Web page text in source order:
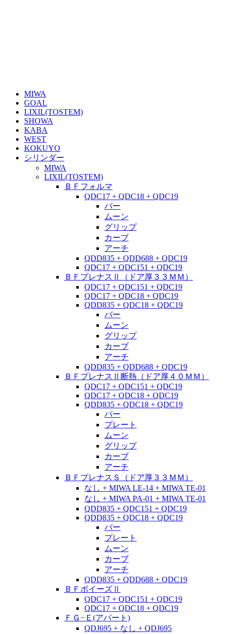
MIWA
GOAL
LIXIL(TOSTEM)
SHOWA
KABA
WEST
KOKUYO
シリンダー
MIWA
LIXIL(TOSTEM)
ＢＦフォルマ
QDC17 + QDC18 + QDC19
バー
ムーン
グリップ
カーブ
アーチ
QDD835 + QDD688 + QDC19
QDC17 + QDC151 + QDC19
ＢＦプレナスⅡ（ドア厚３３ＭＭ）
QDC17 + QDC151 + QDC19
QDC17 + QDC18 + QDC19
QDD835 + QDC18 + QDC19
バー
ムーン
グリップ
カーブ
アーチ
QDD835 + QDD688 + QDC19
ＢＦプレナスⅡ断熱（ドア厚４０ＭＭ）
QDC17 + QDC151 + QDC19
QDC17 + QDC18 + QDC19
QDD835 + QDC18 + QDC19
バー
プレート
ムーン
グリップ
カーブ
アーチ
ＢＦプレナスＳ（ドア厚３３ＭＭ）
なし + MIWA LE-14 + MIWA TE-01
なし + MIWA PA-01 + MIWA TE-01
QDD835 + QDC151 + QDC19
QDD835 + QDC18 + QDC19
バー
プレート
ムーン
カーブ
アーチ
QDD835 + QDD688 + QDC19
ＢＦボイーズⅡ
QDC17 + QDC151 + QDC19
QDC17 + QDC18 + QDC19
ＦＧ−Ｅ(アパート)
QDJ695 + なし + QDJ695